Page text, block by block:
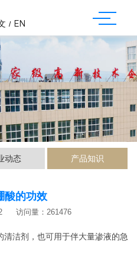
/ EN
动态 产品知识
酸的功效
访问量：261476
洁剂，也可用于伴大量渗液的急